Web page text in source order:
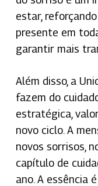
estar,
presente em
garantir mais
Além disso, a
fazem do
estratégica,
novo ciclo. A
novos sorrisos,
capítulo de
ano. A essência